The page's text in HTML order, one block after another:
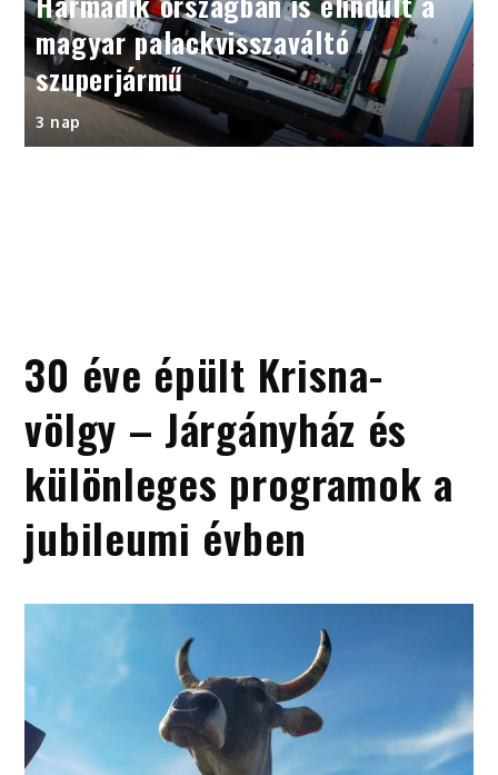
magyar palackvisszaváltó
szuperjármű
3 nap
30 éve épült Krisna-
völgy – Járgányház és
különleges programok a
jubileumi évben